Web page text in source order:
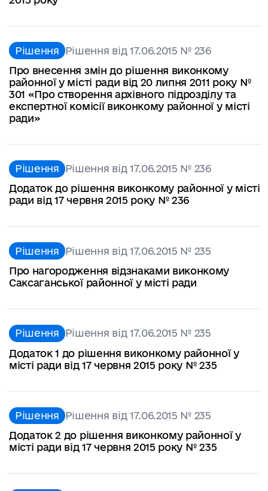
Рішення Рішення від 17.06.2015 № 236
Про внесення змін до рішення виконкому
районної у місті ради від 20 липня 2011 року №
301 «Про створення архівного підрозділу та
експертної комісії виконкому районної у місті
ради»
Рішення Рішення від 17.06.2015 № 236
Додаток до рішення виконкому районної у місті
ради від 17 червня 2015 року № 236
Рішення Рішення від 17.06.2015 № 235
Про нагородження відзнаками виконкому
Саксаганської районної у місті ради
Рішення Рішення від 17.06.2015 № 235
Додаток 1 до рішення виконкому районної у
місті ради від 17 червня 2015 року № 235
Рішення Рішення від 17.06.2015 № 235
Додаток 2 до рішення виконкому районної у
місті ради від 17 червня 2015 року № 235